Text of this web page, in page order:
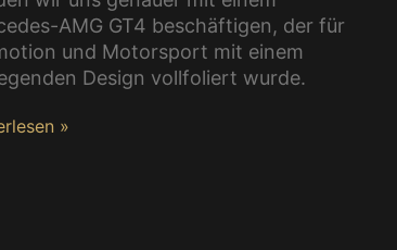
AMG GT4 beschäftigen, der für
und Motorsport mit einem
Design vollfoliert wurde.
»